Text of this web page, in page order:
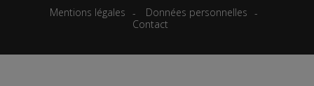
Mentions légales
Données personnelles
Contact